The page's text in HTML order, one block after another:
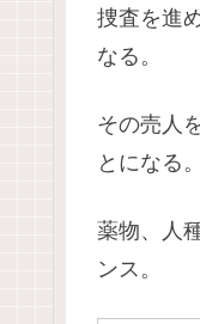
捜査を進
なる。
その売人
とになる。
薬物、人
ンス。